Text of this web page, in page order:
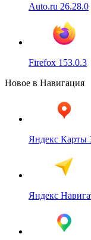
Auto.ru 26.28.0
Firefox 153.0.3
Новое в Навигация
Яндекс Карты
Яндекс